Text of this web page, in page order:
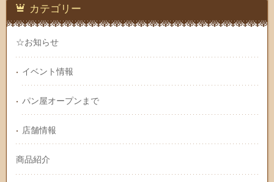
カテゴリー
☆お知らせ
イベント情報
パン屋オープンまで
店舗情報
商品紹介